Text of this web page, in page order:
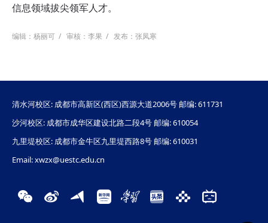
信息领域拔尖领军人才。
编辑：杨丽可 / 审核：李果 / 发布：张凤寒
清水河校区: 成都市高新区(西区)西源大道2006号 邮编: 611731
沙河校区: 成都市成华区建设北路二段4号 邮编: 610054
九里堤校区: 成都市金牛区九里堤西路8号 邮编: 610031
Email: xwzx@uestc.edu.cn